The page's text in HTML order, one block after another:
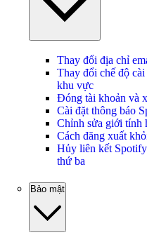
Thay đổi địa chỉ
Thay đổi chế độ
khu vực
Đóng tài khoản và
Cài đặt thông báo
Chỉnh sửa giới tính
Cách đăng xuất
Hủy liên kết
thứ ba
Bảo mật